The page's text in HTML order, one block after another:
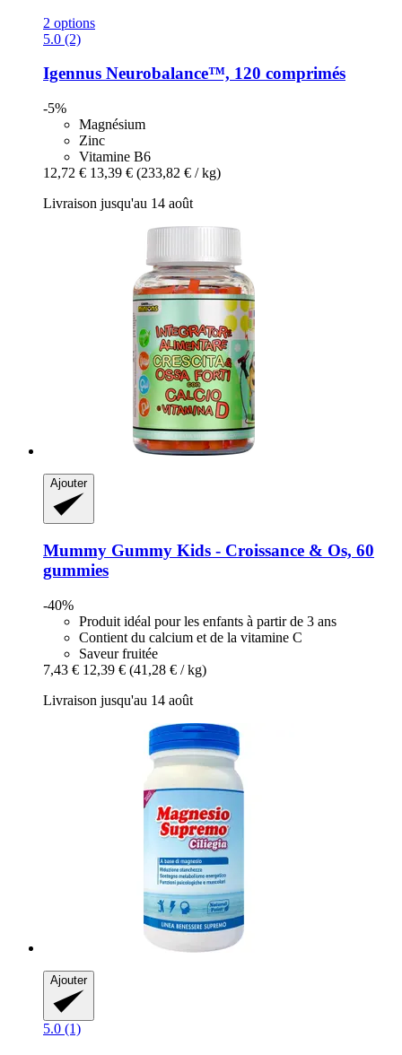
2 options
5.0 (2)
Igennus Neurobalance™, 120 comprimés
-5%
Magnésium
Zinc
Vitamine B6
12,72 € 13,39 € (233,82 € / kg)
Livraison jusqu'au 14 août
Ajouter
Mummy Gummy Kids -​ Croissance & Os, 60
gummies
-40%
Produit idéal pour les enfants à partir de 3 ans
Contient du calcium et de la vitamine C
Saveur fruitée
7,43 € 12,39 € (41,28 € / kg)
Livraison jusqu'au 14 août
Ajouter
5.0 (1)